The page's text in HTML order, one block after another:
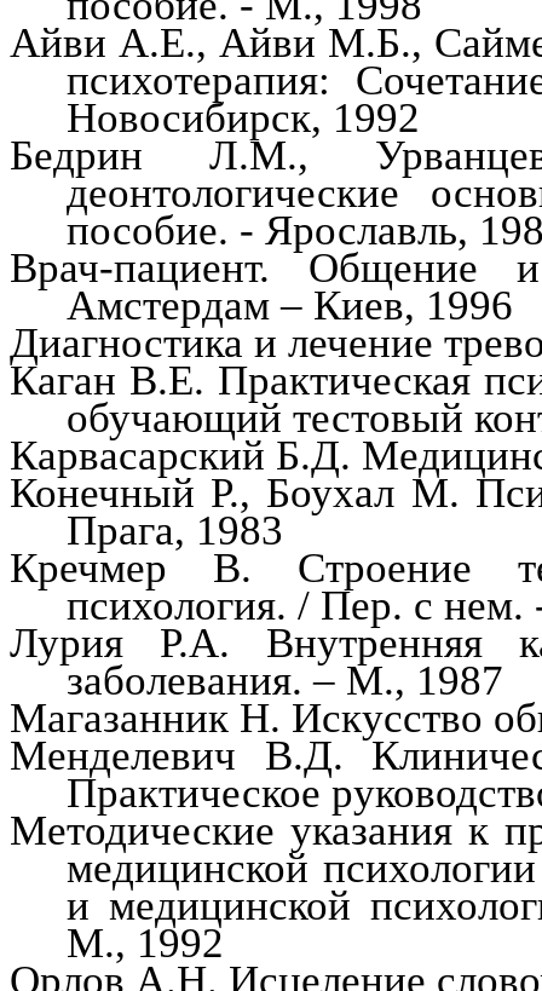
Айви А.Е., Айви М.Б.,
психотерапия:
Hовосибирск, 1992
Бедрин Л.М.,
деонтологические
пособие. - Ярославль,
Врач-пациент. Общение
Амстердам – Киев, 1996
Диагностика и лечение
Каган В.Е. Практическая
обучающий тестовый
Карвасарский Б.Д.
Конечный Р., Боухал М.
Прага, 1983
Кречмер В. Строение
психология. / Пер. с нем.
Лурия Р.А. Внутренняя
заболевания. – М., 1987
Магазанник Н. Искусство
Менделевич В.Д.
Практическое
Методические указания к
медицинской
и медицинской
М., 1992
Орлов А.Н. Исцеление